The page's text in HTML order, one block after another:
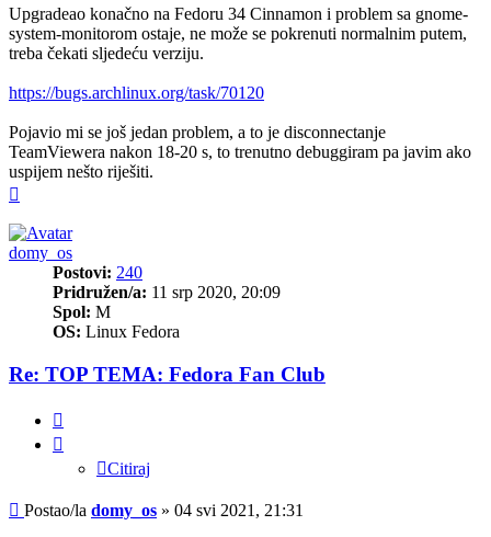
Upgradeao konačno na Fedoru 34 Cinnamon i problem sa gnome-
system-monitorom ostaje, ne može se pokrenuti normalnim putem,
treba čekati sljedeću verziju.
https://bugs.archlinux.org/task/70120
Pojavio mi se još jedan problem, a to je disconnectanje
TeamViewera nakon 18-20 s, to trenutno debuggiram pa javim ako
uspijem nešto riješiti.
domy_os
Postovi: 240
Pridružen/a: 11 srp 2020, 20:09
Spol: M
OS: Linux Fedora
Re: TOP TEMA: Fedora Fan Club
Citiraj
Post
Postao/la domy_os » 04 svi 2021, 21:31